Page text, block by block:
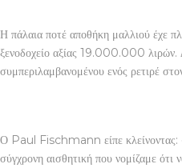
Η πάλαια ποτέ αποθήκη μαλλιού έχε
ξενοδοχείο αξίας 19.000.000 λιρών.
συμπεριλαμβανομένου ενός ρετιρέ
Ο Paul Fischmann είπε
σύγχρονη αισθητική που νομίζαμε ότι